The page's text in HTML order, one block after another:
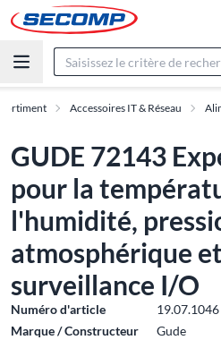
Accessoires IT & Réseau
GUDE 72143
pour la
l'humidité,
atmosphérique
surveillance I/O
Numéro d'article
19.07.1046
Marque / Constructeur
Gude